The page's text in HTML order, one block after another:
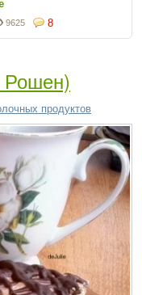
8
9625
Рошен)
продуктов